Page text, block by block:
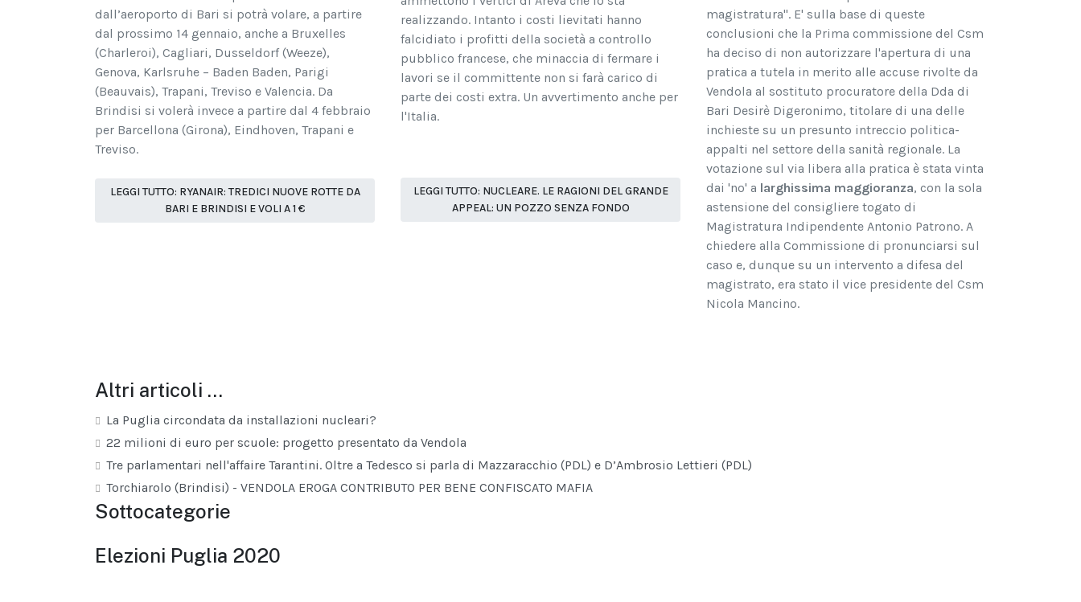
dall’aeroporto di Bari si potrà volare, a partire
dal prossimo 14 gennaio, anche a Bruxelles
(Charleroi), Cagliari, Dusseldorf (Weeze),
Genova, Karlsruhe – Baden Baden, Parigi
(Beauvais), Trapani, Treviso e Valencia. Da
Brindisi si volerà invece a partire dal 4 febbraio
per Barcellona (Girona), Eindhoven, Trapani e
Treviso.
LEGGI TUTTO: RYANAIR: TREDICI NUOVE ROTTE DA
BARI E BRINDISI E VOLI A 1 €
realizzando. Intanto i costi lievitati hanno
falcidiato i profitti della società a controllo
pubblico francese, che minaccia di fermare i
lavori se il committente non si farà carico di
parte dei costi extra. Un avvertimento anche per
l'Italia.
LEGGI TUTTO: NUCLEARE. LE RAGIONI DEL GRANDE
APPEAL: UN POZZO SENZA FONDO
magistratura". E' sulla base di queste
conclusioni che la Prima commissione del Csm
ha deciso di non autorizzare l'apertura di una
pratica a tutela in merito alle accuse rivolte da
Vendola al sostituto procuratore della Dda di
Bari Desirè Digeronimo, titolare di una delle
inchieste su un presunto intreccio politica-
appalti nel settore della sanità regionale. La
votazione sul via libera alla pratica è stata vinta
dai 'no' a larghissima maggioranza, con la sola
astensione del consigliere togato di
Magistratura Indipendente Antonio Patrono. A
chiedere alla Commissione di pronunciarsi sul
caso e, dunque su un intervento a difesa del
magistrato, era stato il vice presidente del Csm
Nicola Mancino.
Altri articoli …
La Puglia circondata da installazioni nucleari?
22 milioni di euro per scuole: progetto presentato da Vendola
Tre parlamentari nell'affaire Tarantini. Oltre a Tedesco si parla di Mazzaracchio (PDL) e D’Ambrosio Lettieri (PDL)
Torchiarolo (Brindisi) - VENDOLA EROGA CONTRIBUTO PER BENE CONFISCATO MAFIA
Sottocategorie
Elezioni Puglia 2020